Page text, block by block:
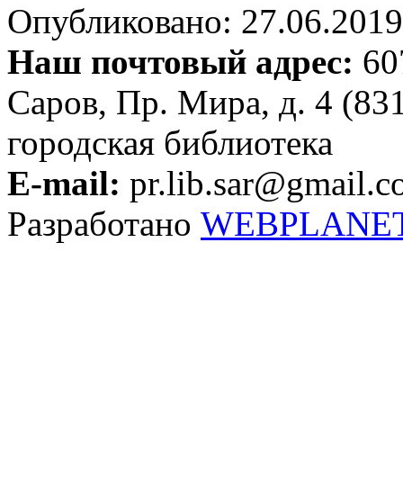
Опубликовано:
Наш почтовый адрес:
Саров, Пр. Мира, д. 4
городская библиотека
E-mail:
Разработано